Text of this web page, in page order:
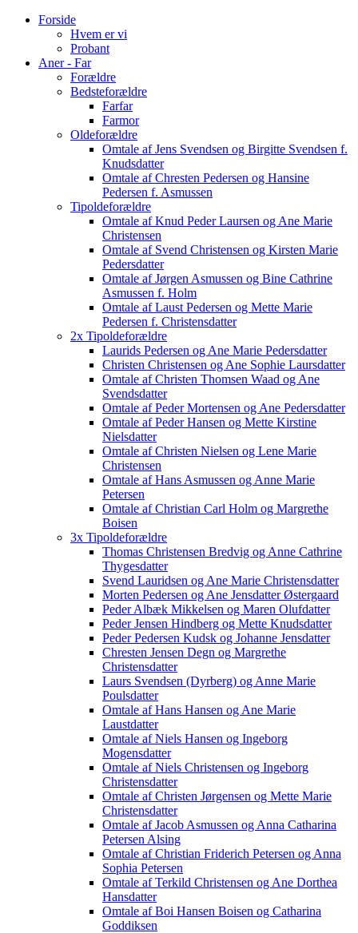
Forside
Hvem er vi
Probant
Aner - Far
Forældre
Bedsteforældre
Farfar
Farmor
Oldeforældre
Omtale af Jens Svendsen og Birgitte Svendsen f.
Knudsdatter
Omtale af Chresten Pedersen og Hansine
Pedersen f. Asmussen
Tipoldeforældre
Omtale af Knud Peder Laursen og Ane Marie
Christensen
Omtale af Svend Christensen og Kirsten Marie
Pedersdatter
Omtale af Jørgen Asmussen og Bine Cathrine
Asmussen f. Holm
Omtale af Laust Pedersen og Mette Marie
Pedersen f. Christensdatter
2x Tipoldeforældre
Laurids Pedersen og Ane Marie Pedersdatter
Christen Christensen og Ane Sophie Laursdatter
Omtale af Christen Thomsen Waad og Ane
Svendsdatter
Omtale af Peder Mortensen og Ane Pedersdatter
Omtale af Peder Hansen og Mette Kirstine
Nielsdatter
Omtale af Christen Nielsen og Lene Marie
Christensen
Omtale af Hans Asmussen og Anne Marie
Petersen
Omtale af Christian Carl Holm og Margrethe
Boisen
3x Tipoldeforældre
Thomas Christensen Bredvig og Anne Cathrine
Thygesdatter
Svend Lauridsen og Ane Marie Christensdatter
Morten Pedersen og Ane Jensdatter Østergaard
Peder Albæk Mikkelsen og Maren Olufdatter
Peder Jensen Hindberg og Mette Knudsdatter
Peder Pedersen Kudsk og Johanne Jensdatter
Chresten Jensen Degn og Margrethe
Christensdatter
Laurs Svendsen (Dyrberg) og Anne Marie
Poulsdatter
Omtale af Hans Hansen og Ane Marie
Laustdatter
Omtale af Niels Hansen og Ingeborg
Mogensdatter
Omtale af Niels Christensen og Ingeborg
Christensdatter
Omtale af Christen Jørgensen og Mette Marie
Christensdatter
Omtale af Jacob Asmussen og Anna Catharina
Petersen Alsing
Omtale af Christian Friderich Petersen og Anna
Sophia Petersen
Omtale af Terkild Christensen og Ane Dorthea
Hansdatter
Omtale af Boi Hansen Boisen og Catharina
Goddiksen